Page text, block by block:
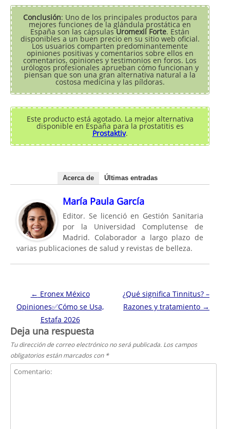
Conclusión: Uno de los principales productos para
mejores funciones de la glándula prostática en
España son las cápsulasUromexil Forte. Están
disponibles a un buen precio en su sitio web oficial.
Los usuarios comparten predominantemente
opiniones positivas y comentarios sobre ellos en
comentarios, opiniones y testimonios en foros. Los
urólogos profesionales aprueban cómo funcionan y
piensan que son una gran alternativa natural a la
costosa medicina y las píldoras.
Este producto está agotado. La mejor alternativa
disponible en España para la prostatitis es
Prostaktiv.
Acerca de Últimas entradas
María Paula García
Editor. Se licenció en Gestión Sanitaria
por la Universidad Complutense de
Madrid. Colaborador a largo plazo de
varias publicaciones de salud y revistas de belleza.
Navegación de entradas
← Eronex México
Opiniones✅Cómo se Usa,
Estafa 2026
¿Qué significa Tinnitus? –
Razones y tratamiento →
Deja una respuesta
Tu dirección de correo electrónico no será publicada. Los campos
obligatorios están marcados con *